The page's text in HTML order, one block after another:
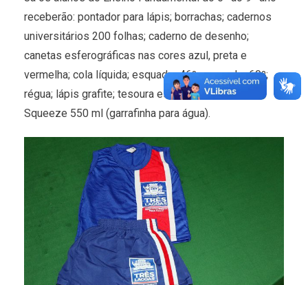
receberão: pontador para lápis; borrachas; cadernos
universitários 200 folhas; caderno de desenho;
canetas esferográficas nas cores azul, preta e
vermelha; cola líquida; esquadra 46º; esquadra 60º;
régua; lápis grafite; tesoura escolar; transferidor e
Squeeze 550 ml (garrafinha para água).